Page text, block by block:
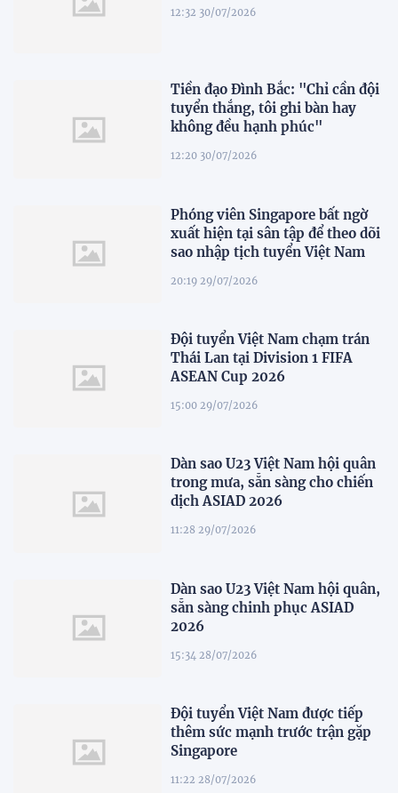
12:32 30/07/2026
Tiền đạo Đình Bắc: "Chỉ cần đội
tuyển thắng, tôi ghi bàn hay
không đều hạnh phúc"
12:20 30/07/2026
Phóng viên Singapore bất ngờ
xuất hiện tại sân tập để theo dõi
sao nhập tịch tuyển Việt Nam
20:19 29/07/2026
Đội tuyển Việt Nam chạm trán
Thái Lan tại Division 1 FIFA
ASEAN Cup 2026
15:00 29/07/2026
Dàn sao U23 Việt Nam hội quân
trong mưa, sẵn sàng cho chiến
dịch ASIAD 2026
11:28 29/07/2026
Dàn sao U23 Việt Nam hội quân,
sẵn sàng chinh phục ASIAD
2026
15:34 28/07/2026
Đội tuyển Việt Nam được tiếp
thêm sức mạnh trước trận gặp
Singapore
11:22 28/07/2026